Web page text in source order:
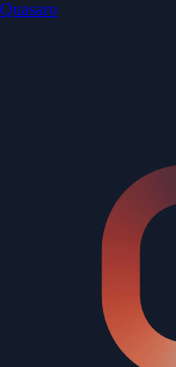
Quasaro